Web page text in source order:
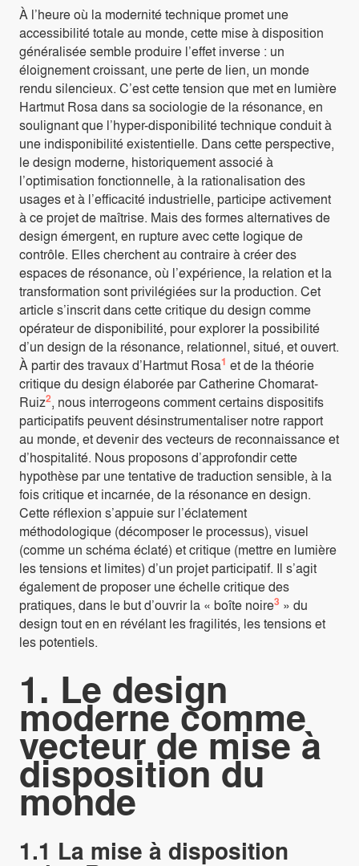
À l’heure où la modernité technique promet une
accessibilité totale au monde, cette mise à disposition
généralisée semble produire l’effet inverse : un
éloignement croissant, une perte de lien, un monde
rendu silencieux. C’est cette tension que met en lumière
Hartmut Rosa dans sa sociologie de la résonance, en
soulignant que l’hyper-disponibilité technique conduit à
une indisponibilité existentielle. Dans cette perspective,
le design moderne, historiquement associé à
l’optimisation fonctionnelle, à la rationalisation des
usages et à l’efficacité industrielle, participe activement
à ce projet de maîtrise. Mais des formes alternatives de
design émergent, en rupture avec cette logique de
contrôle. Elles cherchent au contraire à créer des
espaces de résonance, où l’expérience, la relation et la
transformation sont privilégiées sur la production. Cet
article s’inscrit dans cette critique du design comme
opérateur de disponibilité, pour explorer la possibilité
d’un design de la résonance, relationnel, situé, et ouvert.
À partir des travaux d’Hartmut Rosa1 et de la théorie
critique du design élaborée par Catherine Chomarat-
Ruiz2, nous interrogeons comment certains dispositifs
participatifs peuvent désinstrumentaliser notre rapport
au monde, et devenir des vecteurs de reconnaissance et
d’hospitalité. Nous proposons d’approfondir cette
hypothèse par une tentative de traduction sensible, à la
fois critique et incarnée, de la résonance en design.
Cette réflexion s’appuie sur l’éclatement
méthodologique (décomposer le processus), visuel
(comme un schéma éclaté) et critique (mettre en lumière
les tensions et limites) d’un projet participatif. Il s’agit
également de proposer une échelle critique des
pratiques, dans le but d’ouvrir la « boîte noire3 » du
design tout en en révélant les fragilités, les tensions et
les potentiels.
1. Le design
moderne comme
vecteur de mise à
disposition du
monde
1.1 La mise à disposition